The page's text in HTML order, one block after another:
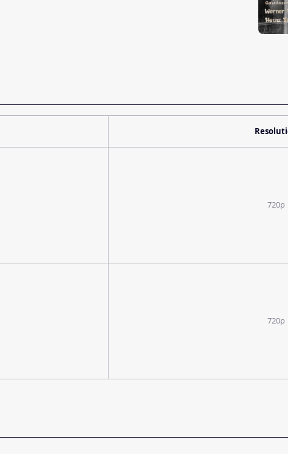
720p
720p